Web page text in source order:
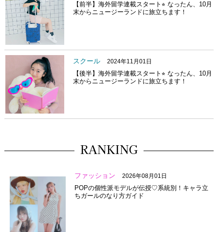
【前半】海外留学連載スタート⭐︎ なったん、10月
末からニュージーランドに旅立ちます！
スクール 2024年11月01日
【後半】海外留学連載スタート⭐︎ なったん、10月
末からニュージーランドに旅立ちます！
RANKING
ファッション 2026年08月01日
POPの個性派モデルが伝授♡系統別！キャラ立
ちガールのなり方ガイド